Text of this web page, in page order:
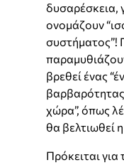
δυσαρέσκεια,
ονομάζουν
συστήματος”!
βρεθεί ένας
χώρα”, όπως
θα βελτιωθεί
Πρόκειται για